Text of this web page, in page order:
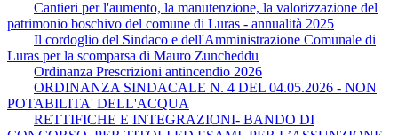
Cantieri per l'aumento, la manutenzione, la valorizzazione del
patrimonio boschivo del comune di Luras - annualità 2025
Il cordoglio del Sindaco e dell'Amministrazione Comunale di
Luras per la scomparsa di Mauro Zuncheddu
Ordinanza Prescrizioni antincendio 2026
ORDINANZA SINDACALE N. 4 DEL 04.05.2026 - NON
POTABILITA' DELL'ACQUA
RETTIFICHE E INTEGRAZIONI- BANDO DI